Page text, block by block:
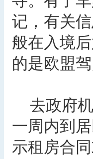
记，有关
般在入境
的是欧盟驾
去政府
一周内到
示租房合同